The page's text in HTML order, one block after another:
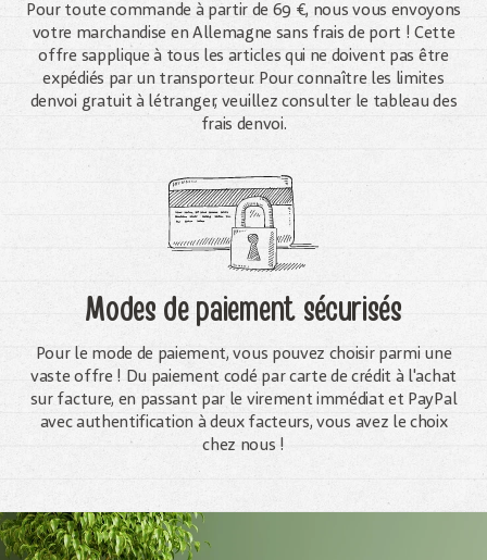
Pour toute commande à partir de 69 €, nous vous envoyons
votre marchandise en Allemagne sans frais de port ! Cette
offre sapplique à tous les articles qui ne doivent pas être
expédiés par un transporteur. Pour connaître les limites
denvoi gratuit à létranger, veuillez consulter le tableau des
frais denvoi.
Modes de paiement sécurisés
Pour le mode de paiement, vous pouvez choisir parmi une
vaste offre ! Du paiement codé par carte de crédit à l'achat
sur facture, en passant par le virement immédiat et PayPal
avec authentification à deux facteurs, vous avez le choix
chez nous !